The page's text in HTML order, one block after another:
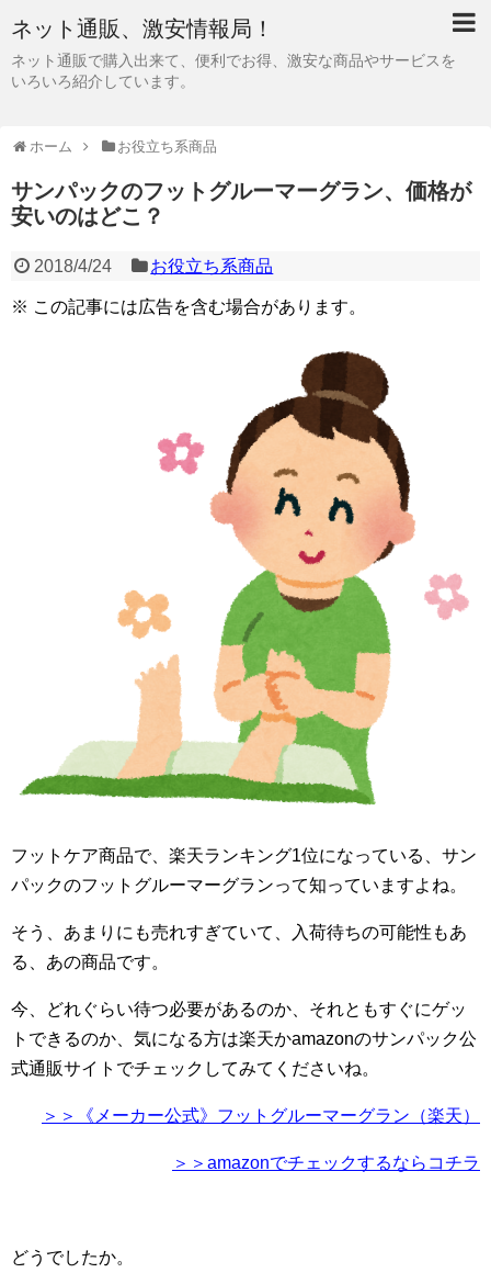
ネット通販、激安情報局！
ネット通販で購入出来て、便利でお得、激安な商品やサービスを
いろいろ紹介しています。
ホーム お役立ち系商品
サンパックのフットグルーマーグラン、価格が
安いのはどこ？
2018/4/24 お役立ち系商品
※ この記事には広告を含む場合があります。
フットケア商品で、楽天ランキング1位になっている、サン
パックのフットグルーマーグランって知っていますよね。
そう、あまりにも売れすぎていて、入荷待ちの可能性もあ
る、あの商品です。
今、どれぐらい待つ必要があるのか、それともすぐにゲッ
トできるのか、気になる方は楽天かamazonのサンパック公
式通販サイトでチェックしてみてくださいね。
＞＞《メーカー公式》フットグルーマーグラン（楽天）
＞＞amazonでチェックするならコチラ
どうでしたか。